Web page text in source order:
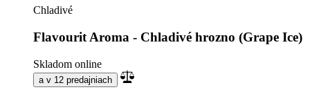
Chladivé
Flavourit Aroma - Chladivé hrozno (Grape Ice)
Skladom online
a v 12 predajniach